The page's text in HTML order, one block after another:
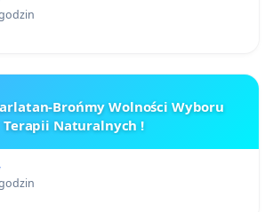
Brońmy Wolności Wyboru
Terapii Naturalnych !